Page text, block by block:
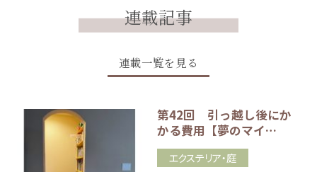
連載記事
連載一覧を見る
第42回 引っ越し後にか
かる費用【夢のマイ…
エクステリア・庭